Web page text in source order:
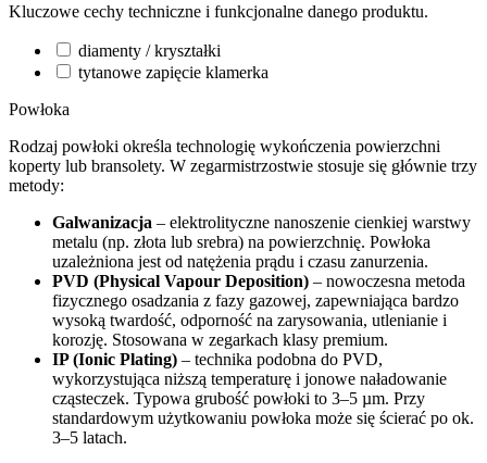
Kluczowe cechy techniczne i funkcjonalne danego produktu.
diamenty / kryształki
tytanowe zapięcie klamerka
Powłoka
Rodzaj powłoki określa technologię wykończenia powierzchni
koperty lub bransolety. W zegarmistrzostwie stosuje się głównie trzy
metody:
Galwanizacja – elektrolityczne nanoszenie cienkiej warstwy
metalu (np. złota lub srebra) na powierzchnię. Powłoka
uzależniona jest od natężenia prądu i czasu zanurzenia.
PVD (Physical Vapour Deposition) – nowoczesna metoda
fizycznego osadzania z fazy gazowej, zapewniająca bardzo
wysoką twardość, odporność na zarysowania, utlenianie i
korozję. Stosowana w zegarkach klasy premium.
IP (Ionic Plating) – technika podobna do PVD,
wykorzystująca niższą temperaturę i jonowe naładowanie
cząsteczek. Typowa grubość powłoki to 3–5 µm. Przy
standardowym użytkowaniu powłoka może się ścierać po ok.
3–5 latach.